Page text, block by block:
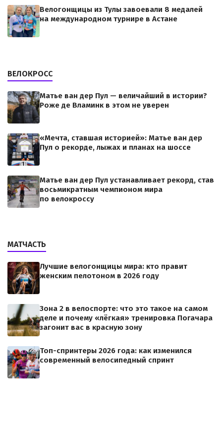
Велогонщицы из Тулы завоевали 8 медалей
на международном турнире в Астане
ВЕЛОКРОСС
Матье ван дер Пул — величайший в истории?
Роже де Вламинк в этом не уверен
«Мечта, ставшая историей»: Матье ван дер
Пул о рекорде, лыжах и планах на шоссе
Матье ван дер Пул устанавливает рекорд, став
восьмикратным чемпионом мира
по велокроссу
МАТЧАСТЬ
Лучшие велогонщицы мира: кто правит
женским пелотоном в 2026 году
Зона 2 в велоспорте: что это такое на самом
деле и почему «лёгкая» тренировка Погачара
загонит вас в красную зону
Топ-спринтеры 2026 года: как изменился
современный велосипедный спринт